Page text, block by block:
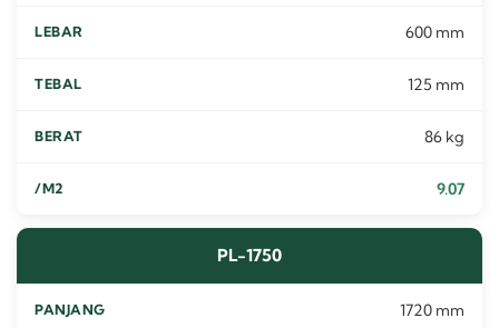
600 mm
125 mm
86 kg
9.07
PL-1750
1720 mm